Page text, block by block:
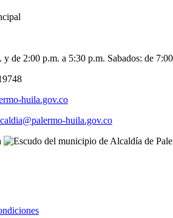
de 2:00 p.m. a 5:30 p.m. Sabados: de
huila.gov.co
huila.gov.co